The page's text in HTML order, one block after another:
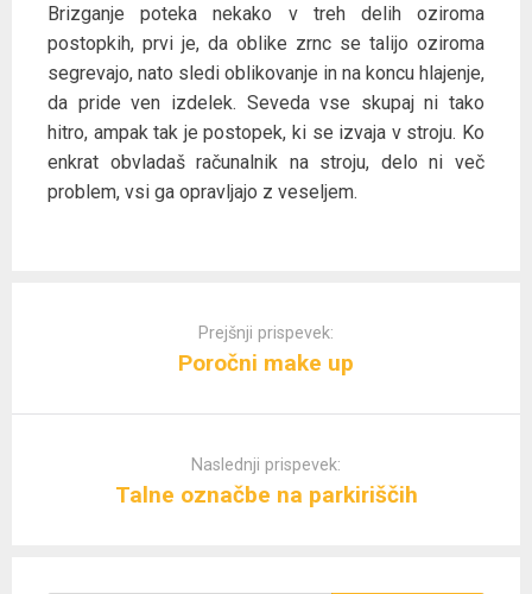
Brizganje poteka nekako v treh delih oziroma
postopkih, prvi je, da oblike zrnc se talijo oziroma
segrevajo, nato sledi oblikovanje in na koncu hlajenje,
da pride ven izdelek. Seveda vse skupaj ni tako
hitro, ampak tak je postopek, ki se izvaja v stroju. Ko
enkrat obvladaš računalnik na stroju, delo ni več
problem, vsi ga opravljajo z veseljem.
Prejšnji prispevek:
Poročni make up
Naslednji prispevek:
Talne označbe na parkiriščih